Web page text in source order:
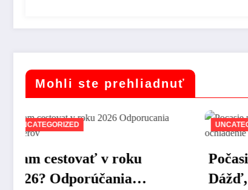
Mohli ste prehliadnuť
UNCATEGORIZED
Počasie na pondelok:
Dážď, silný vietor a